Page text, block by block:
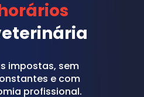
impostas, sem
e com